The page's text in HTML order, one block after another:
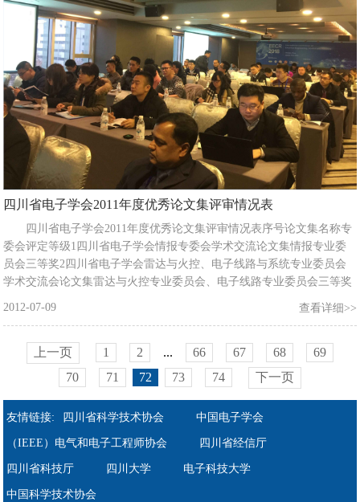
四川省电子学会2011年度优秀论文集评审情况表
四川省电子学会2011年度优秀论文集评审情况表序号论文集名称专
委会评定等级1四川省电子学会情报专委会学术交流论文集情报专业委
员会三等奖2四川省电子学会雷达与火控、电子线路与系统专业委员会
学术交流会论文集雷达与火控专业委员会、电子线路专业委员会三等奖
3航空电子技术学术研讨会论文集航空航天电子学专委会三等奖4中国高
端SMT学术会议论文集SMT专委会三等奖5四川省电子学会真空电子学
2012-07-09 查看详细>>
上一页 1 2 ... 66 67 68
69
70
71 72 73 74 下一页
友情链接: 四川省科学技术协会 中国电子学会
（IEEE）电气和电子工程师协会 四川省经信厅
四川省科技厅 四川大学 电子科技大学
中国科学技术协会